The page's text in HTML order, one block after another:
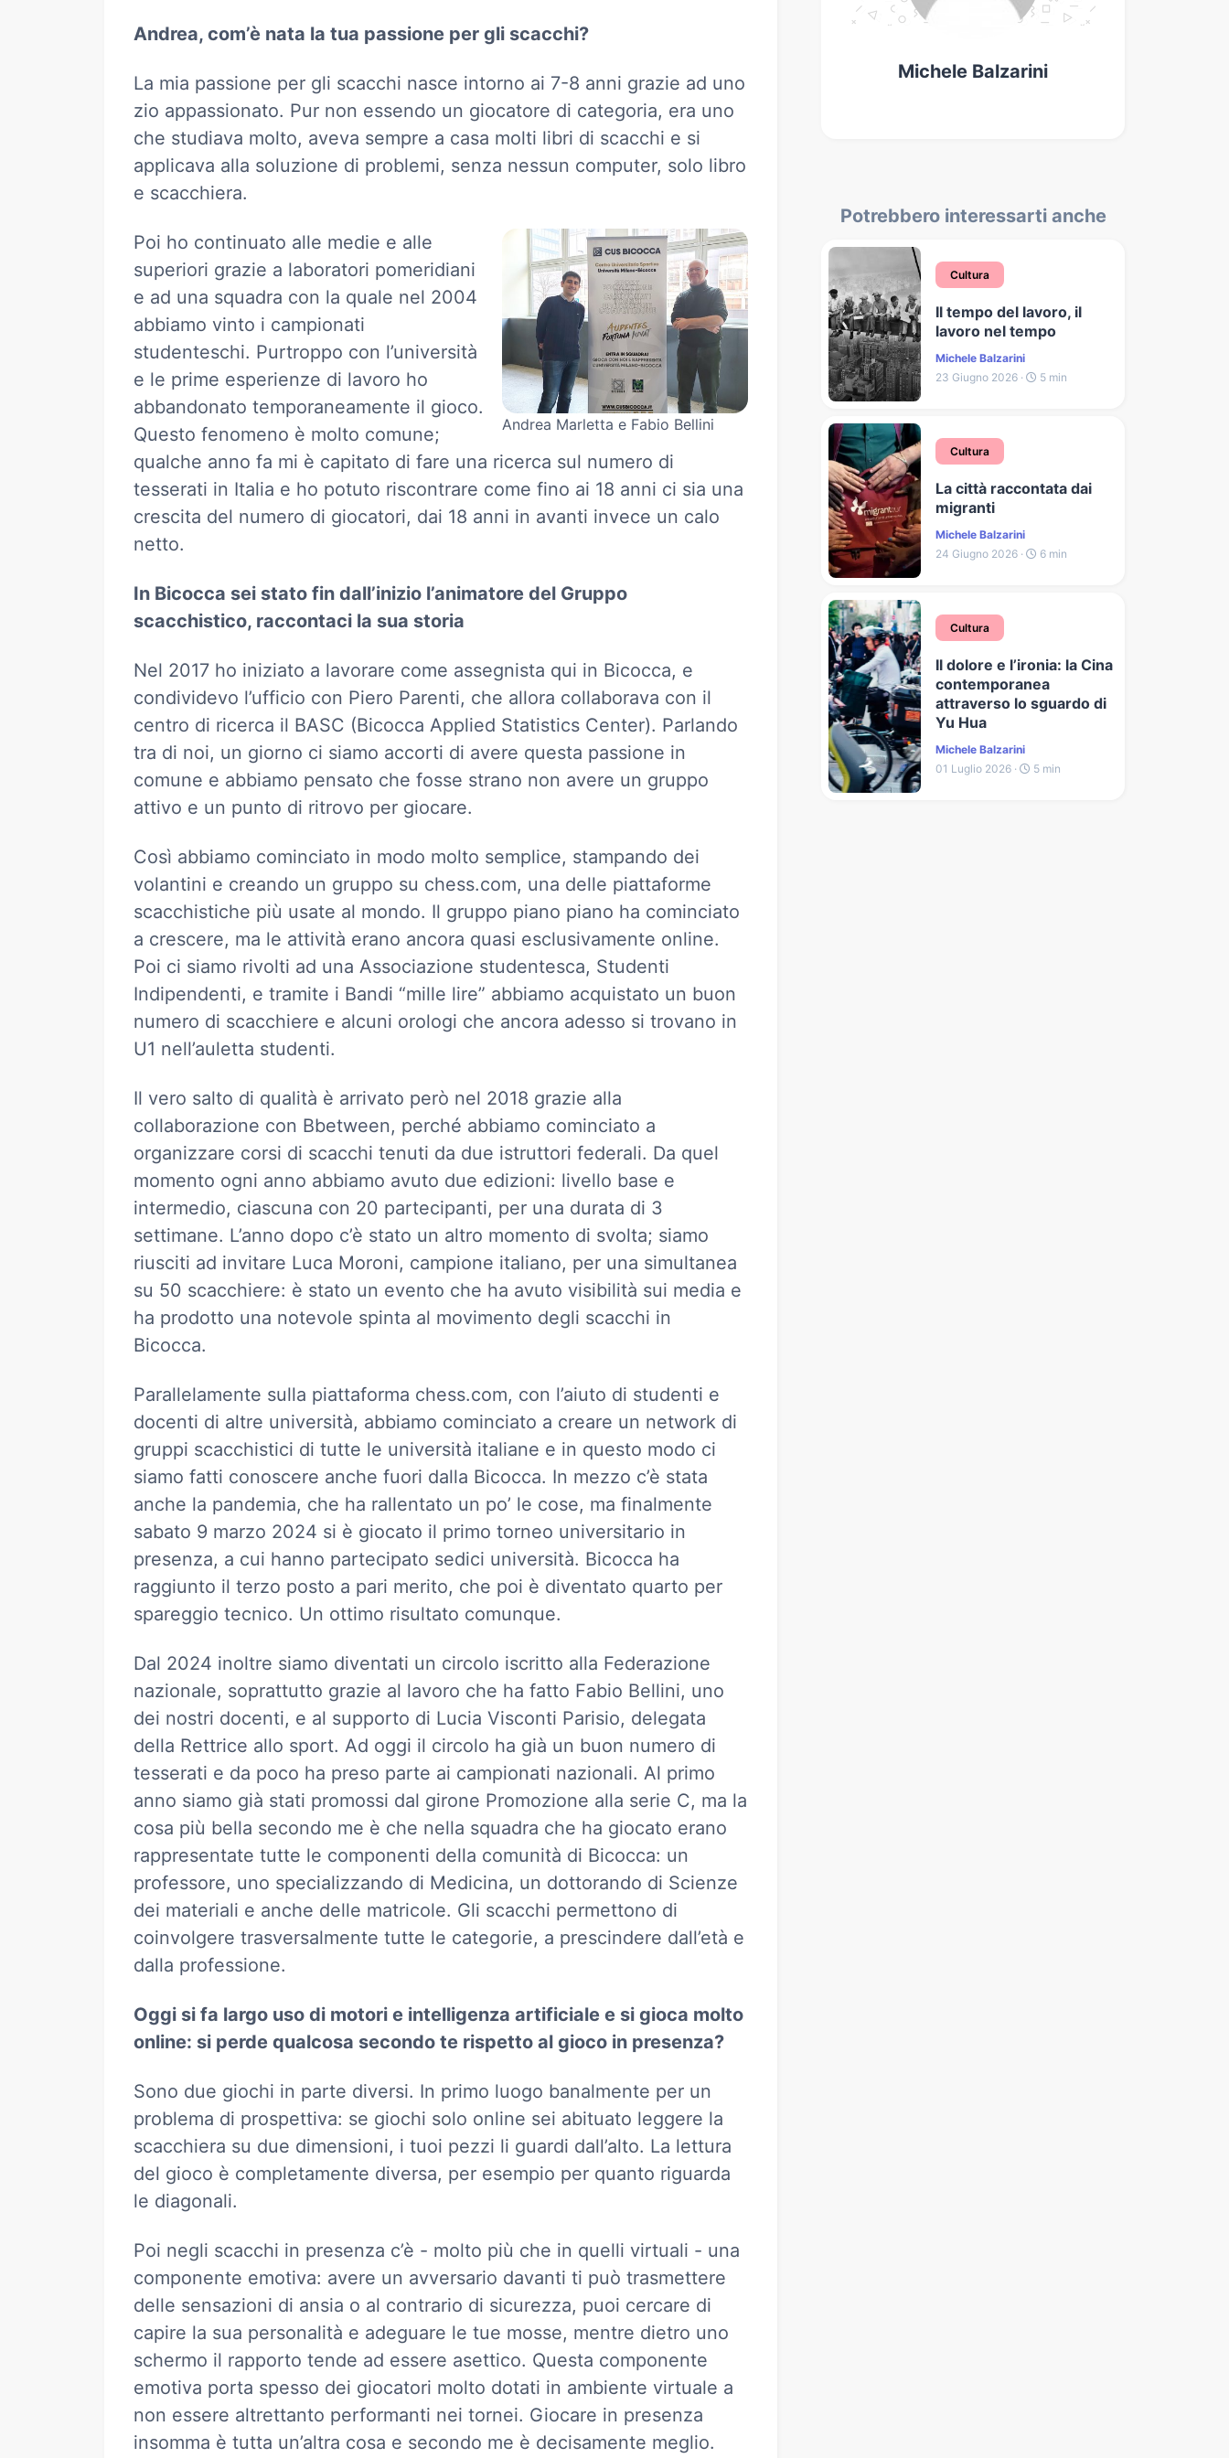
Andrea, com’è nata la tua passione per gli scacchi?
La mia passione per gli scacchi nasce intorno ai 7-8 anni grazie ad uno
zio appassionato. Pur non essendo un giocatore di categoria, era uno
che studiava molto, aveva sempre a casa molti libri di scacchi e si
applicava alla soluzione di problemi, senza nessun computer, solo libro
e scacchiera.
Andrea Marletta e Fabio Bellini
Poi ho continuato alle medie e alle
superiori grazie a laboratori pomeridiani
e ad una squadra con la quale nel 2004
abbiamo vinto i campionati
studenteschi. Purtroppo con l’università
e le prime esperienze di lavoro ho
abbandonato temporaneamente il gioco.
Questo fenomeno è molto comune;
qualche anno fa mi è capitato di fare una ricerca sul numero di
tesserati in Italia e ho potuto riscontrare come fino ai 18 anni ci sia una
crescita del numero di giocatori, dai 18 anni in avanti invece un calo
netto.
In Bicocca sei stato fin dall’inizio l’animatore del Gruppo
scacchistico, raccontaci la sua storia
Nel 2017 ho iniziato a lavorare come assegnista qui in Bicocca, e
condividevo l’ufficio con Piero Parenti, che allora collaborava con il
centro di ricerca il BASC (Bicocca Applied Statistics Center). Parlando
tra di noi, un giorno ci siamo accorti di avere questa passione in
comune e abbiamo pensato che fosse strano non avere un gruppo
attivo e un punto di ritrovo per giocare.
Così abbiamo cominciato in modo molto semplice, stampando dei
volantini e creando un gruppo su chess.com, una delle piattaforme
scacchistiche più usate al mondo. Il gruppo piano piano ha cominciato
a crescere, ma le attività erano ancora quasi esclusivamente online.
Poi ci siamo rivolti ad una Associazione studentesca, Studenti
Indipendenti, e tramite i Bandi “mille lire” abbiamo acquistato un buon
numero di scacchiere e alcuni orologi che ancora adesso si trovano in
U1 nell’auletta studenti.
Il vero salto di qualità è arrivato però nel 2018 grazie alla
collaborazione con Bbetween, perché abbiamo cominciato a
organizzare corsi di scacchi tenuti da due istruttori federali. Da quel
momento ogni anno abbiamo avuto due edizioni: livello base e
intermedio, ciascuna con 20 partecipanti, per una durata di 3
settimane. L’anno dopo c’è stato un altro momento di svolta; siamo
riusciti ad invitare Luca Moroni, campione italiano, per una simultanea
su 50 scacchiere: è stato un evento che ha avuto visibilità sui media e
ha prodotto una notevole spinta al movimento degli scacchi in
Bicocca.
Parallelamente sulla piattaforma chess.com, con l’aiuto di studenti e
docenti di altre università, abbiamo cominciato a creare un network di
gruppi scacchistici di tutte le università italiane e in questo modo ci
siamo fatti conoscere anche fuori dalla Bicocca. In mezzo c’è stata
anche la pandemia, che ha rallentato un po’ le cose, ma finalmente
sabato 9 marzo 2024 si è giocato il primo torneo universitario in
presenza, a cui hanno partecipato sedici università. Bicocca ha
raggiunto il terzo posto a pari merito, che poi è diventato quarto per
spareggio tecnico. Un ottimo risultato comunque.
Dal 2024 inoltre siamo diventati un circolo iscritto alla Federazione
nazionale, soprattutto grazie al lavoro che ha fatto Fabio Bellini, uno
dei nostri docenti, e al supporto di Lucia Visconti Parisio, delegata
della Rettrice allo sport. Ad oggi il circolo ha già un buon numero di
tesserati e da poco ha preso parte ai campionati nazionali. Al primo
anno siamo già stati promossi dal girone Promozione alla serie C, ma la
cosa più bella secondo me è che nella squadra che ha giocato erano
rappresentate tutte le componenti della comunità di Bicocca: un
professore, uno specializzando di Medicina, un dottorando di Scienze
dei materiali e anche delle matricole. Gli scacchi permettono di
coinvolgere trasversalmente tutte le categorie, a prescindere dall’età e
dalla professione.
Oggi si fa largo uso di motori e intelligenza artificiale e si gioca molto
online: si perde qualcosa secondo te rispetto al gioco in presenza?
Sono due giochi in parte diversi. In primo luogo banalmente per un
problema di prospettiva: se giochi solo online sei abituato leggere la
scacchiera su due dimensioni, i tuoi pezzi li guardi dall’alto. La lettura
del gioco è completamente diversa, per esempio per quanto riguarda
le diagonali.
Poi negli scacchi in presenza c’è - molto più che in quelli virtuali - una
componente emotiva: avere un avversario davanti ti può trasmettere
delle sensazioni di ansia o al contrario di sicurezza, puoi cercare di
capire la sua personalità e adeguare le tue mosse, mentre dietro uno
schermo il rapporto tende ad essere asettico. Questa componente
emotiva porta spesso dei giocatori molto dotati in ambiente virtuale a
non essere altrettanto performanti nei tornei. Giocare in presenza
insomma è tutta un’altra cosa e secondo me è decisamente meglio.
Michele Balzarini
Potrebbero interessarti anche
Cultura
Il tempo del lavoro, il
lavoro nel tempo
Michele Balzarini
23 Giugno 2026 ·
5 min
Cultura
La città raccontata dai
migranti
Michele Balzarini
24 Giugno 2026 ·
6 min
Cultura
Il dolore e l’ironia: la Cina
contemporanea
attraverso lo sguardo di
Yu Hua
Michele Balzarini
01 Luglio 2026 ·
5 min